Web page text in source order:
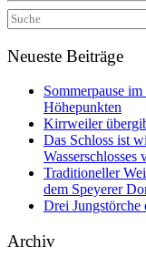
Suche
nach:
Neueste Beiträge
Sommerpause
Höhepunkten
Kirrweiler
Das Schloss ist
Wasserschlosses
Traditioneller
dem Speyerer
Drei
Archiv